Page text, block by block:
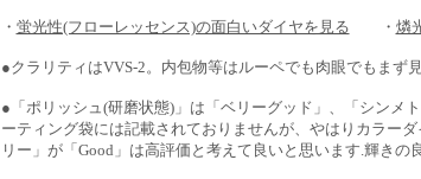
・ 蛍光性(フローレッセンス)の面白いダイヤを見る ・ 燐
●クラリティはVVS-2。内包物等はルーペでも肉眼でもまず
●「ポリッシュ(研磨状態)」は「ベリーグッド」、「シンメ
ーティング袋には記載されておりませんが、やはりカラー
リー」が「Good」は高評価と考えて良いと思います.輝きの